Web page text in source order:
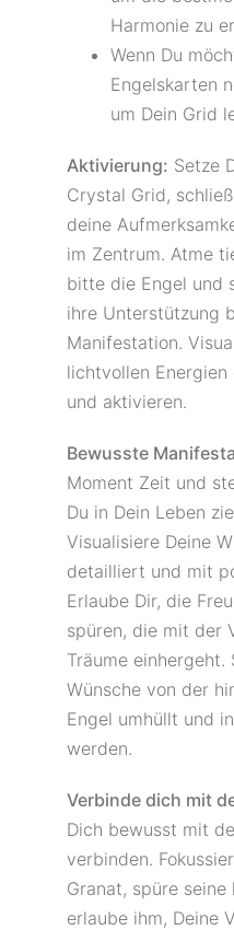
Harmonie zu
Wenn Du
Engelskarten
um Dein Grid
Aktivierung: Setze
Crystal Grid,
deine
im Zentrum. Atme
bitte die Engel und
ihre Unterstützung
Manifestation.
lichtvollen
und aktivieren.
Bewusste
Moment Zeit und
Du in Dein Leben
Visualisiere Deine
detailliert und mit
Erlaube Dir, die
spüren, die mit der
Träume einhergeht.
Wünsche von der
Engel umhüllt und
werden.
Verbinde dich mit
Dich bewusst mit
verbinden.
Granat, spüre
erlaube ihm, Deine